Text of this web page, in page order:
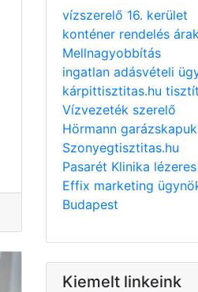
vízszerelő 16. kerület
konténer rendelés
Mellnagyobbítás
ingatlan adásvételi
kárpittisztitas.hu
Vízvezeték szerelő
Hörmann garázskapuk
Szonyegtisztitas.hu
Pasarét Klinika
Effix marketing
Budapest
Kiemelt linkeink